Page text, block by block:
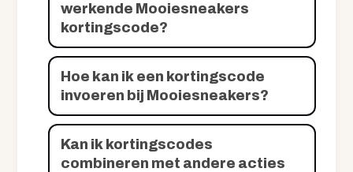
werkende Mooiesneakers
kortingscode?
Hoe kan ik een kortingscode
invoeren bij Mooiesneakers?
Kan ik kortingscodes
combineren met andere acties